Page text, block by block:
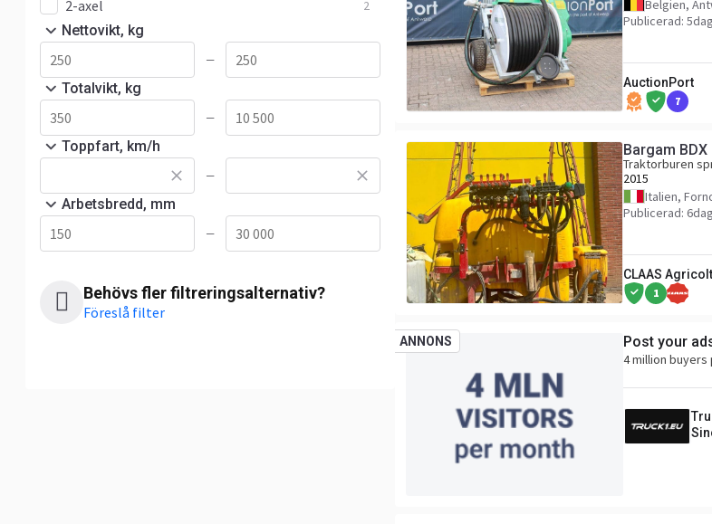
2-axel 2
Nettovikt, kg
—
Totalvikt, kg
—
Toppfart, km/h
—
Arbetsbredd, mm
—
Behövs fler filtreringsalternativ?
Föreslå filter
Belgien,
Publicerad:
AuctionPort
7
Bargam BDX
Traktorburen
2015
Italien,
Publicerad:
CLAAS
1
ANNONS Post your
4 million buyers